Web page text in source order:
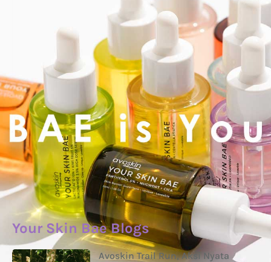
Your Skin Bae Blogs
Avoskin Trail Run, Aksi Nyata